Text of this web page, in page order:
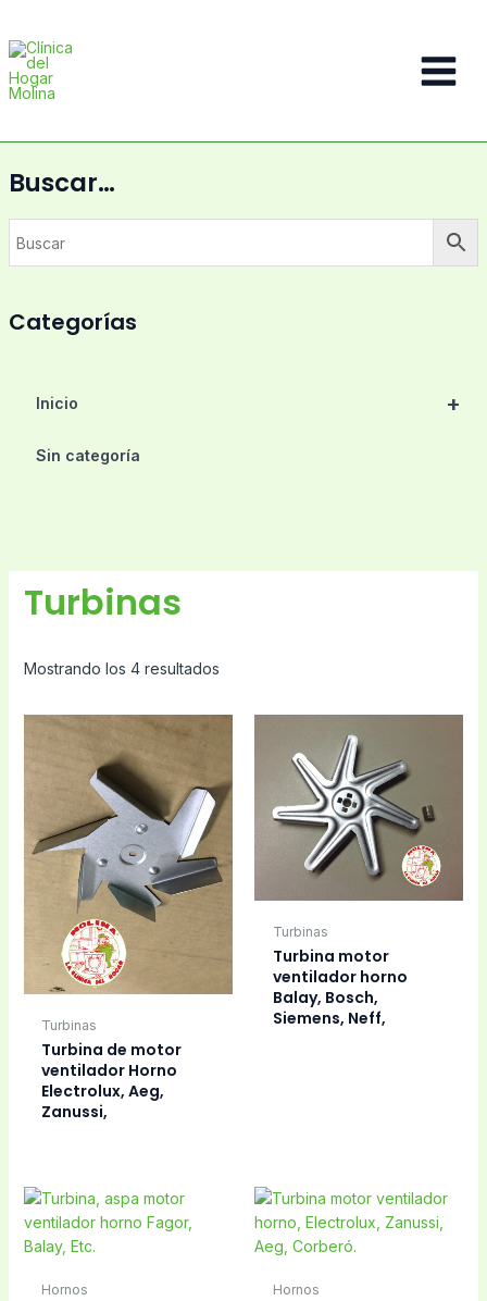
contenido
Main
Buscar…
Categorías
+
Inicio
Sin categoría
Turbinas
Mostrando los 4 resultados
Turbinas
Turbina de motor
ventilador Horno
Electrolux, Aeg,
Zanussi,
Turbinas
Turbina motor
ventilador horno
Balay, Bosch,
Siemens, Neff,
Hornos Hornos